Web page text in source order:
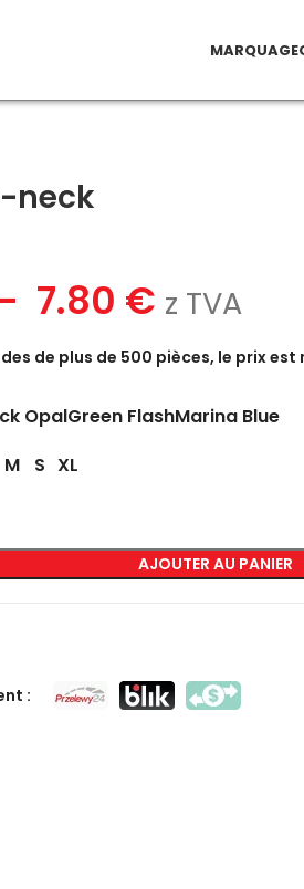
MARQUAGE
DTF
neck
7.80 € z TVA
de plus de 500 pièces, le prix
OpalGreen FlashMarina Blue
M S XL
AJOUTER AU PANIER
: